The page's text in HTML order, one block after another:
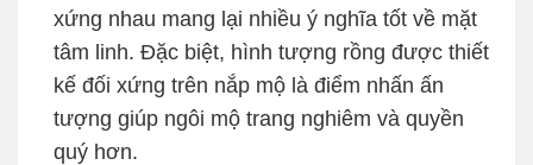
xứng nhau mang lại nhiều ý nghĩa tốt về mặt
tâm linh. Đặc biệt, hình tượng rồng được thiết
kế đối xứng trên nắp mộ là điểm nhấn ấn
tượng giúp ngôi mộ trang nghiêm và quyền
quý hơn.